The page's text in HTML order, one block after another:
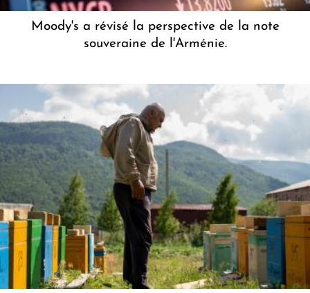
Moody's a révisé la perspective de la note
souveraine de l'Arménie.